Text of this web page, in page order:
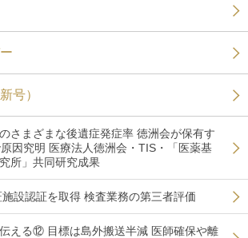
号）
さまざまな後遺症発症率 徳洲会が保有す
因究明 医療法人徳洲会・TIS・「医薬基
所」共同研究成果
設認証を取得 検査業務の第三者評価
える⑫ 目標は島外搬送半減 医師確保や離